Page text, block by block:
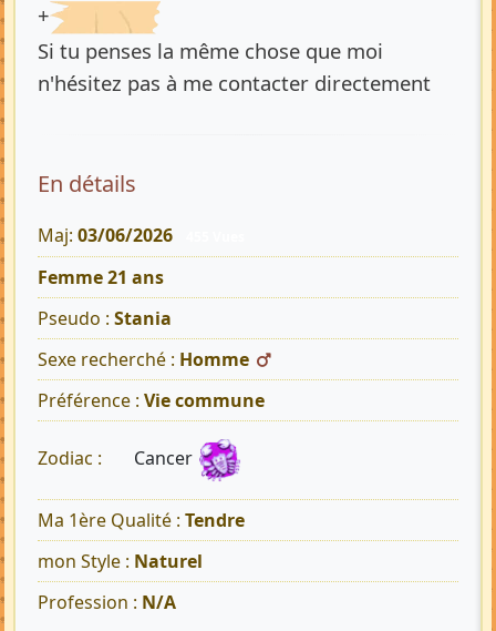
+
Si tu penses la même chose que moi
n'hésitez pas à me contacter directement
En détails
Maj: 03/06/2026
Femme 21 ans
Pseudo : Stania
Sexe recherché : Homme
Préférence : Vie commune
Zodiac : Cancer
Ma 1ère Qualité : Tendre
mon Style : Naturel
Profession : N/A